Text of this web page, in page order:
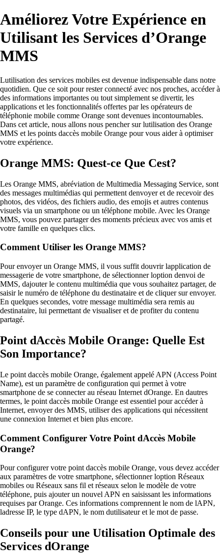
Améliorez Votre Expérience en
Utilisant les Services d’Orange
MMS
Lutilisation des services mobiles est devenue indispensable dans notre
quotidien. Que ce soit pour rester connecté avec nos proches, accéder à
des informations importantes ou tout simplement se divertir, les
applications et les fonctionnalités offertes par les opérateurs de
téléphonie mobile comme Orange sont devenues incontournables.
Dans cet article, nous allons nous pencher sur lutilisation des Orange
MMS et les points daccès mobile Orange pour vous aider à optimiser
votre expérience.
Orange MMS: Quest-ce Que Cest?
Les Orange MMS, abréviation de Multimedia Messaging Service, sont
des messages multimédias qui permettent denvoyer et de recevoir des
photos, des vidéos, des fichiers audio, des emojis et autres contenus
visuels via un smartphone ou un téléphone mobile. Avec les Orange
MMS, vous pouvez partager des moments précieux avec vos amis et
votre famille en quelques clics.
Comment Utiliser les Orange MMS?
Pour envoyer un Orange MMS, il vous suffit douvrir lapplication de
messagerie de votre smartphone, de sélectionner loption denvoi de
MMS, dajouter le contenu multimédia que vous souhaitez partager, de
saisir le numéro de téléphone du destinataire et de cliquer sur envoyer.
En quelques secondes, votre message multimédia sera remis au
destinataire, lui permettant de visualiser et de profiter du contenu
partagé.
Point dAccès Mobile Orange: Quelle Est
Son Importance?
Le point daccès mobile Orange, également appelé APN (Access Point
Name), est un paramètre de configuration qui permet à votre
smartphone de se connecter au réseau Internet dOrange. En dautres
termes, le point daccès mobile Orange est essentiel pour accéder à
Internet, envoyer des MMS, utiliser des applications qui nécessitent
une connexion Internet et bien plus encore.
Comment Configurer Votre Point dAccès Mobile
Orange?
Pour configurer votre point daccès mobile Orange, vous devez accéder
aux paramètres de votre smartphone, sélectionner loption Réseaux
mobiles ou Réseaux sans fil et réseaux selon le modèle de votre
téléphone, puis ajouter un nouvel APN en saisissant les informations
requises par Orange. Ces informations comprennent le nom de lAPN,
ladresse IP, le type dAPN, le nom dutilisateur et le mot de passe.
Conseils pour une Utilisation Optimale des
Services dOrange